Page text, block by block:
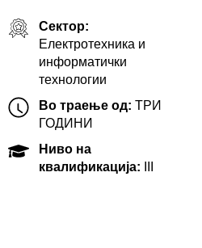
Сектор:
Електротехника и
информатички
технологии
Во траење од: ТРИ
ГОДИНИ
Ниво на
квалификација: